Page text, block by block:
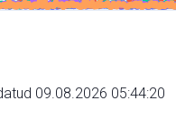
09.08.2026 05:44:20